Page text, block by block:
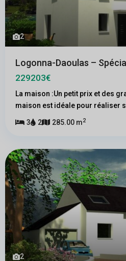
2
Logonna-Daoulas –
229203€
La maison :Un petit prix et des
maison est idéale pour réaliser
3 2 285.00 m2
2